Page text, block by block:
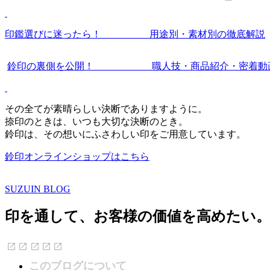
印鑑選びに迷ったら！ 用途別・素材別の徹底解説
鈴印の裏側を公開！ 職人技・商品紹介・密着動
その全てが素晴らしい決断でありますように。
捺印のときは、いつも大切な決断のとき。
鈴印は、その想いにふさわしい印をご用意しています。
鈴印オンラインショップはこちら
SUZUIN BLOG
印を通して、お客様の価値を高めたい。
このブログについて